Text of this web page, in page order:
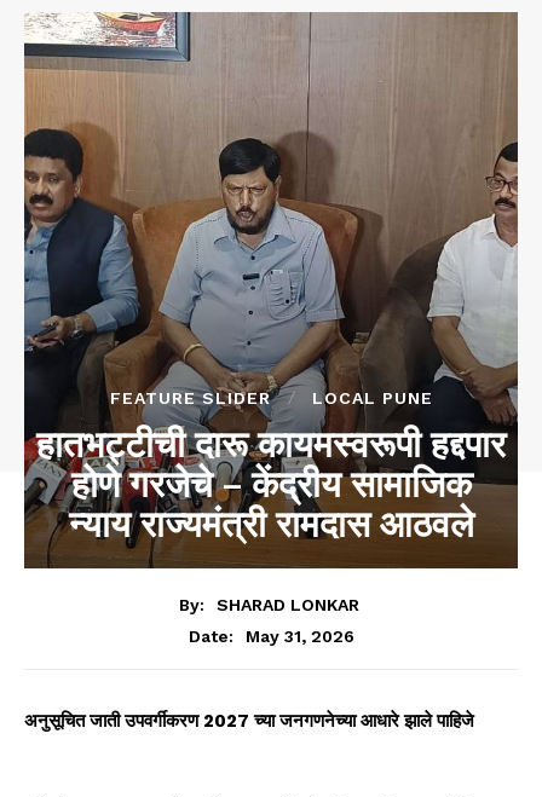
FEATURE SLIDER LOCAL PUNE
हातभट्टीची दारू कायमस्वरूपी हद्दपार
होणे गरजेचे – केंद्रीय सामाजिक
न्याय राज्यमंत्री रामदास आठवले
By:
SHARAD LONKAR
Date:
May 31, 2026
अनुसूचित जाती उपवर्गीकरण 2027 च्या जनगणनेच्या आधारे झाले पाहिजे